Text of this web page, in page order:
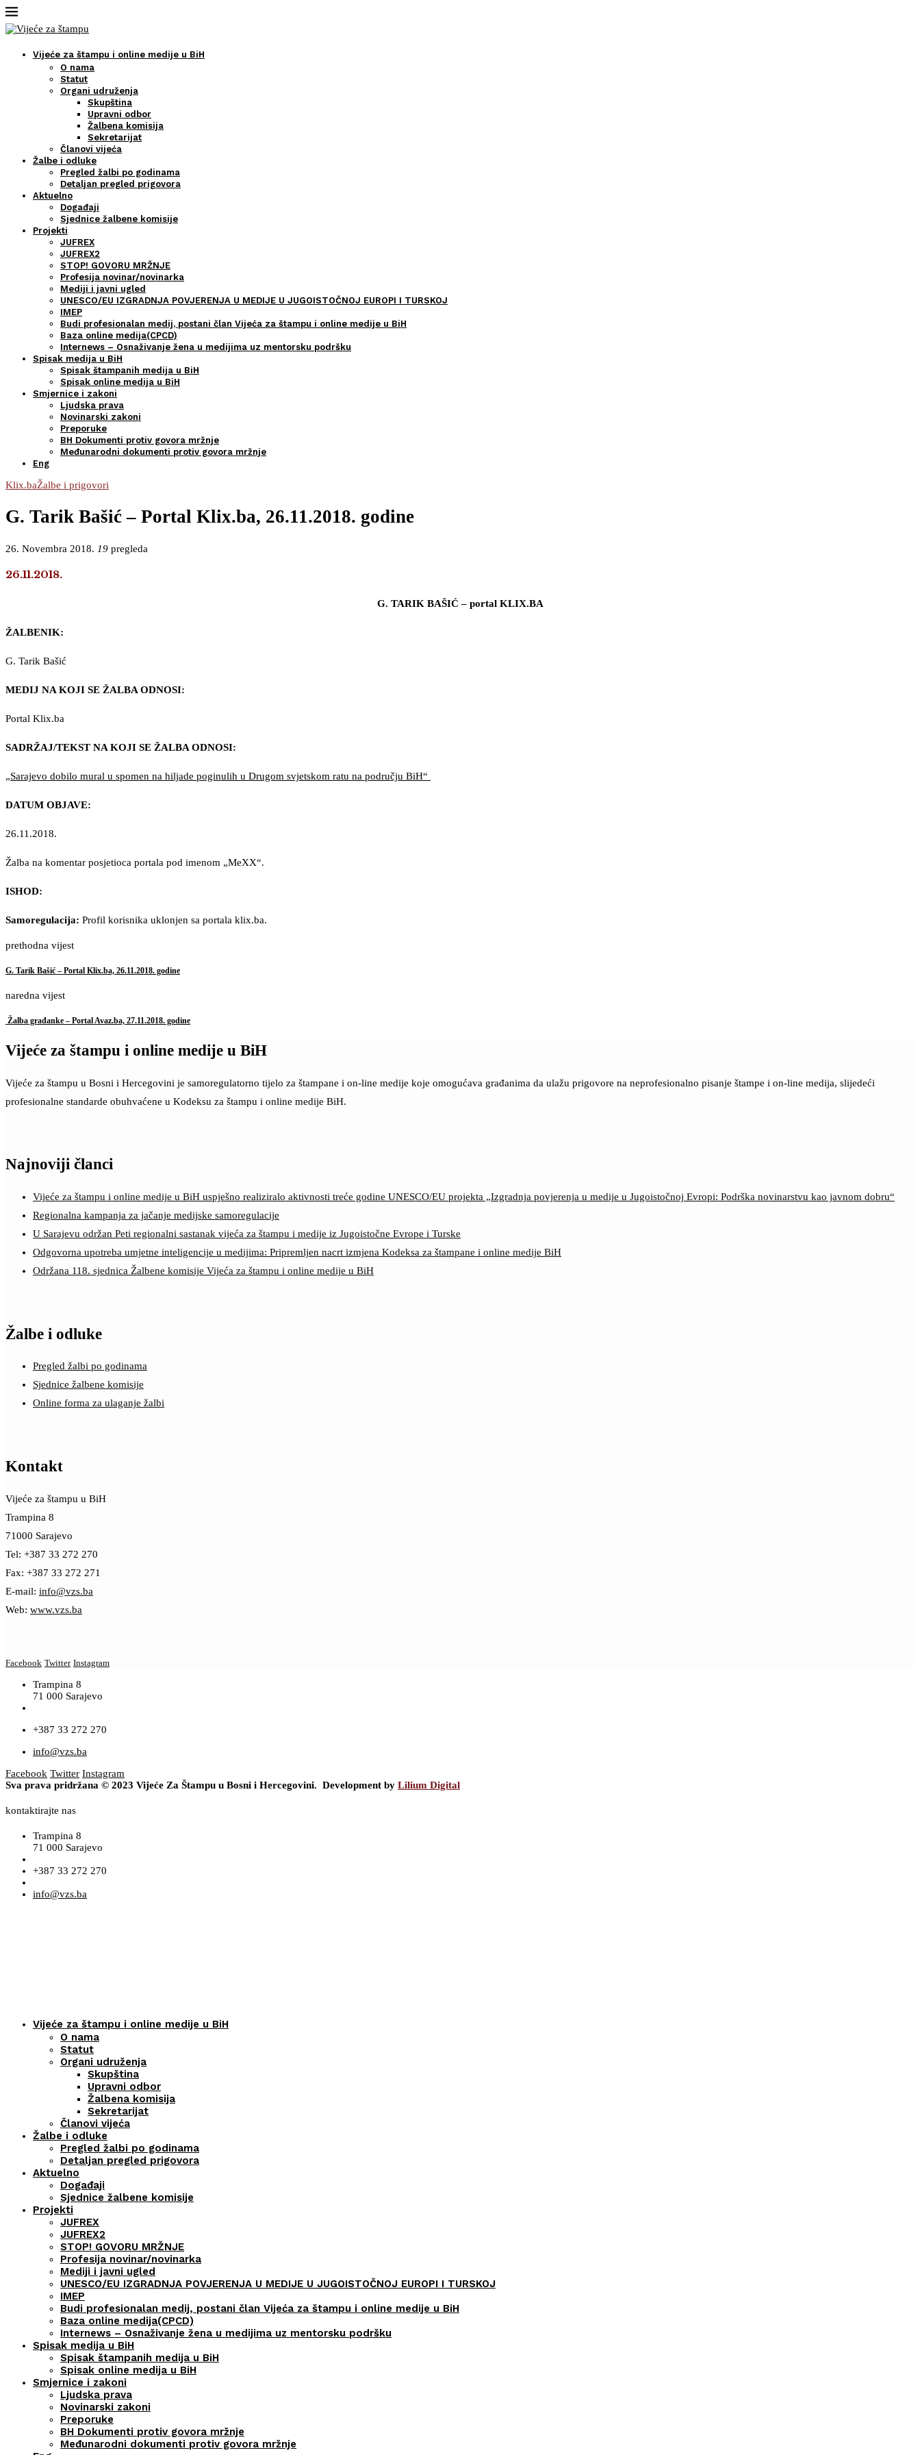
Vijeće za štampu i online medije u BiH
O nama
Statut
Organi udruženja
Skupština
Upravni odbor
Žalbena komisija
Sekretarijat
Članovi vijeća
Žalbe i odluke
Pregled žalbi po godinama
Detaljan pregled prigovora
Aktuelno
Događaji
Sjednice žalbene komisije
Projekti
JUFREX
JUFREX2
STOP! GOVORU MRŽNJE
Profesija novinar/novinarka
Mediji i javni ugled
UNESCO/EU IZGRADNJA POVJERENJA U MEDIJE U JUGOISTOČNOJ EUROPI I TURSKOJ
IMEP
Budi profesionalan medij, postani član Vijeća za štampu i online medije u BiH
Baza online medija(CPCD)
Internews – Osnaživanje žena u medijima uz mentorsku podršku
Spisak medija u BiH
Spisak štampanih medija u BiH
Spisak online medija u BiH
Smjernice i zakoni
Ljudska prava
Novinarski zakoni
Preporuke
BH Dokumenti protiv govora mržnje
Međunarodni dokumenti protiv govora mržnje
Eng
Klix.baŽalbe i prigovori
G. Tarik Bašić – Portal Klix.ba, 26.11.2018. godine
26. Novembra 2018. 19 pregleda
26.11.2018.
G. TARIK BAŠIĆ – portal KLIX.BA
ŽALBENIK:
G. Tarik Bašić
MEDIJ NA KOJI SE ŽALBA ODNOSI:
Portal Klix.ba
SADRŽAJ/TEKST NA KOJI SE ŽALBA ODNOSI:
„Sarajevo dobilo mural u spomen na hiljade poginulih u Drugom svjetskom ratu na području BiH“
DATUM OBJAVE:
26.11.2018.
Žalba na komentar posjetioca portala pod imenom „MeXX“.
ISHOD:
Samoregulacija: Profil korisnika uklonjen sa portala klix.ba.
prethodna vijest
G. Tarik Bašić – Portal Klix.ba, 26.11.2018. godine
naredna vijest
Žalba građanke – Portal Avaz.ba, 27.11.2018. godine
Vijeće za štampu i online medije u BiH
Vijeće za štampu u Bosni i Hercegovini je samoregulatorno tijelo za štampane i on-line medije koje omogućava građanima da ulažu prigovore na neprofesionalno pisanje štampe i on-line medija, slijedeći
profesionalne standarde obuhvaćene u Kodeksu za štampu i online medije BiH.
Najnoviji članci
Vijeće za štampu i online medije u BiH uspješno realiziralo aktivnosti treće godine UNESCO/EU projekta „Izgradnja povjerenja u medije u Jugoistočnoj Evropi: Podrška novinarstvu kao javnom dobru“
Regionalna kampanja za jačanje medijske samoregulacije
U Sarajevu održan Peti regionalni sastanak vijeća za štampu i medije iz Jugoistočne Evrope i Turske
Odgovorna upotreba umjetne inteligencije u medijima: Pripremljen nacrt izmjena Kodeksa za štampane i online medije BiH
Održana 118. sjednica Žalbene komisije Vijeća za štampu i online medije u BiH
Žalbe i odluke
Pregled žalbi po godinama
Sjednice žalbene komisije
Online forma za ulaganje žalbi
Kontakt
Vijeće za štampu u BiH
Trampina 8
71000 Sarajevo
Tel: +387 33 272 270
Fax: +387 33 272 271
E-mail: info@vzs.ba
Web: www.vzs.ba
Facebook Twitter Instagram
Trampina 8
71 000 Sarajevo
+387 33 272 270
info@vzs.ba
Facebook Twitter Instagram
Sva prava pridržana © 2023 Vijeće Za Štampu u Bosni i Hercegovini. Development by Lilium Digital
kontaktirajte nas
Trampina 8
71 000 Sarajevo
+387 33 272 270
info@vzs.ba
Vijeće za štampu i online medije u BiH
O nama
Statut
Organi udruženja
Skupština
Upravni odbor
Žalbena komisija
Sekretarijat
Članovi vijeća
Žalbe i odluke
Pregled žalbi po godinama
Detaljan pregled prigovora
Aktuelno
Događaji
Sjednice žalbene komisije
Projekti
JUFREX
JUFREX2
STOP! GOVORU MRŽNJE
Profesija novinar/novinarka
Mediji i javni ugled
UNESCO/EU IZGRADNJA POVJERENJA U MEDIJE U JUGOISTOČNOJ EUROPI I TURSKOJ
IMEP
Budi profesionalan medij, postani član Vijeća za štampu i online medije u BiH
Baza online medija(CPCD)
Internews – Osnaživanje žena u medijima uz mentorsku podršku
Spisak medija u BiH
Spisak štampanih medija u BiH
Spisak online medija u BiH
Smjernice i zakoni
Ljudska prava
Novinarski zakoni
Preporuke
BH Dokumenti protiv govora mržnje
Međunarodni dokumenti protiv govora mržnje